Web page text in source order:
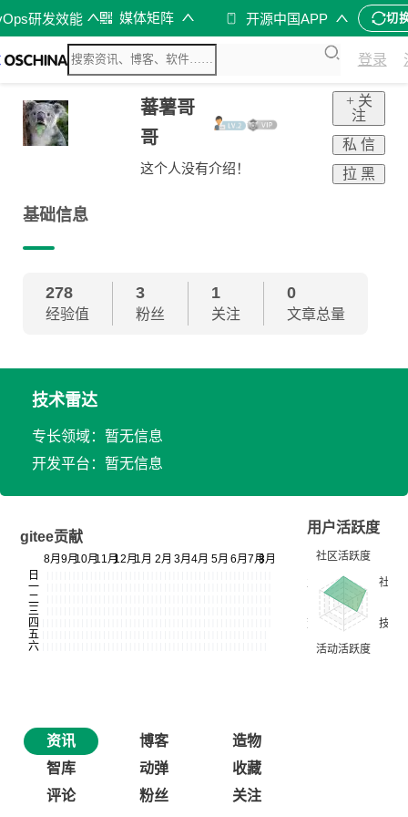
研发效能 媒体矩阵 开源中国APP 切
登录
蕃薯哥
哥
这个人没有介绍！
+ 关
注
私 信
拉 黑
基础信息
278
经验值
3
粉丝
1
关注
0
文章总量
技术雷达
专长领域：暂无信息
开发平台：暂无信息
gitee贡献
用户活跃度
资讯 博客
造物
智库
动弹
收藏
评论
粉丝 关注